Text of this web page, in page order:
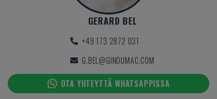
GERARD BEL
+49 173 2872 031
G.BEL@GINDUMAC.COM
OTA YHTEYTTÄ WHATSAPPISSA